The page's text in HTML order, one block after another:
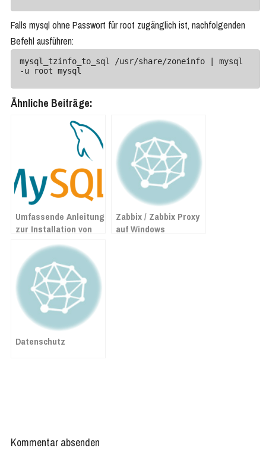
Falls mysql ohne Passwort für root zugänglich ist, nachfolgenden
Befehl ausführen:
mysql_tzinfo_to_sql /usr/share/zoneinfo | mysql
-u root mysql
Ähnliche Beiträge:
Umfassende Anleitung
zur Installation von
Bookworm
Zabbix / Zabbix Proxy
auf Windows
Datenschutz
Kommentar absenden